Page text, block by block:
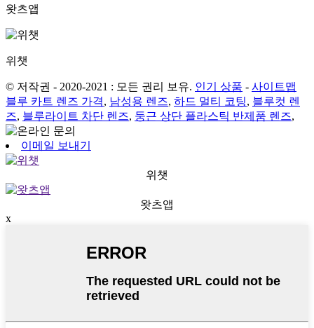
왓츠앱
위챗
© 저작권 - 2020-2021 : 모든 권리 보유. 인기 상품 - 사이트맵
블루 카트 렌즈 가격, 남성용 렌즈, 하드 멀티 코팅, 블루컷 렌
즈, 블루라이트 차단 렌즈, 둥근 상단 플라스틱 반제품 렌즈,
이메일 보내기
위챗
왓츠앱
x